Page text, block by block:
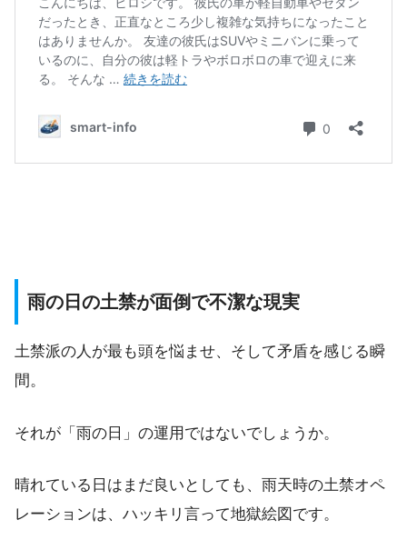
雨の日の土禁が面倒で不潔な現実
土禁派の人が最も頭を悩ませ、そして矛盾を感じる瞬
間。
それが「雨の日」の運用ではないでしょうか。
晴れている日はまだ良いとしても、雨天時の土禁オペ
レーションは、ハッキリ言って地獄絵図です。